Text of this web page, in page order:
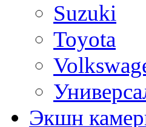
Suzuki
Toyota
Экшн